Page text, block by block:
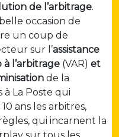
de l’arbitrage.
occasion de
un coup de
sur l’assistance
à l’arbitrage (VAR) et
de la
La Poste qui
ans les arbitres,
qui incarnent la